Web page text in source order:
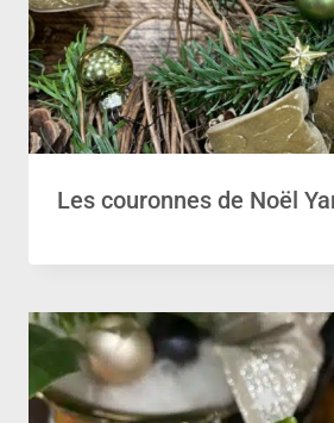
Les couronnes de Noël